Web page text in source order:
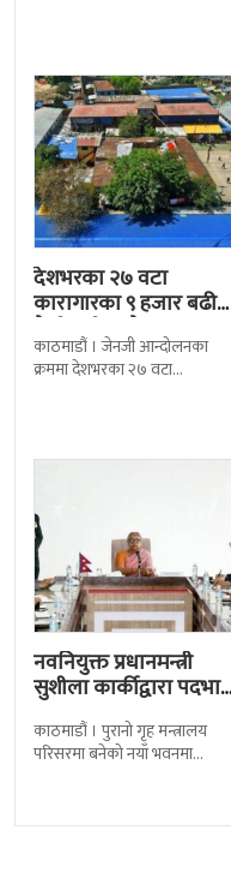
देशभरका २७ वटा
कारागारका ९ हजार बढी
कैदीबन्दी अझै फरार
काठमाडौं । जेनजी आन्दोलनका
क्रममा देशभरका २७ वटा
नवनियुक्त प्रधानमन्त्री
सुशीला कार्कीद्वारा पदभार
काठमाडौं । पुरानो गृह मन्त्रालय
परिसरमा बनेको नयाँ भवनमा
नवनियुक्त